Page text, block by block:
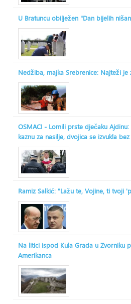
U Bratuncu obilježen "Dan bijelih
Nedžiba, majka Srebrenice: Najteži
OSMACI - Lomili prste dječaku
kaznu za nasilje, dvojica se izvukla
Ramiz Salkić: "Lažu te, Vojine, ti tvoji
Na litici ispod Kula Grada u Zvorniku
Amerikanca